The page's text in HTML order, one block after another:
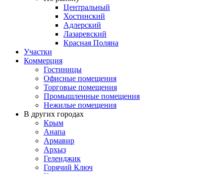
Центральный
Хостинский
Адлерский
Лазаревский
Красная Поляна
Участки
Коммерция
Гостиницы
Офисные помещения
Торговые помещения
Промышленные помещения
Нежилые помещения
В других городах
Крым
Анапа
Армавир
Архыз
Геленджик
Горячий Ключ